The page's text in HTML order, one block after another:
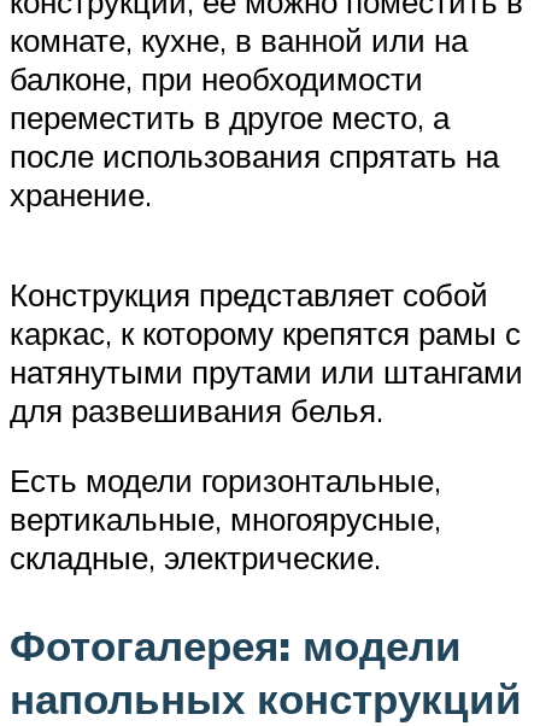
комнате, кухне, в ванной или на
балконе, при необходимости
переместить в другое место, а
после использования спрятать на
хранение.
Конструкция представляет собой
каркас, к которому крепятся рамы с
натянутыми прутами или штангами
для развешивания белья.
Есть модели горизонтальные,
вертикальные, многоярусные,
складные, электрические.
Фотогалерея: модели
напольных конструкций